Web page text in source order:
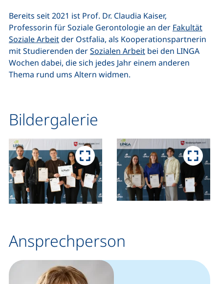
Bereits seit 2021 ist Prof. Dr. Claudia Kaiser,
Professorin für Soziale Gerontologie an der Fakultät
Soziale Arbeitder Ostfalia, als Kooperationspartnerin
mit Studierenden derSozialen Arbeit bei den LINGA
Wochen dabei, die sich jedes Jahr einem anderen
Thema rund ums Altern widmen.
Bildergalerie
Ansprechperson